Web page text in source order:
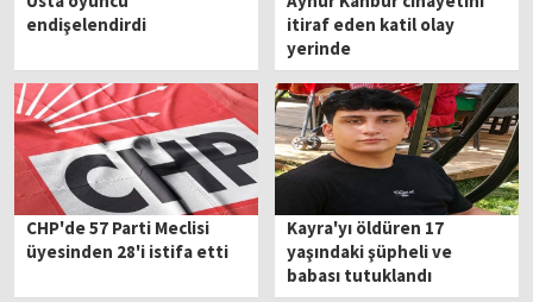
endişelendirdi
itiraf eden katil olay
yerinde
CHP'de 57 Parti Meclisi
üyesinden 28'i istifa etti
Kayra'yı öldüren 17
yaşındaki şüpheli ve
babası tutuklandı